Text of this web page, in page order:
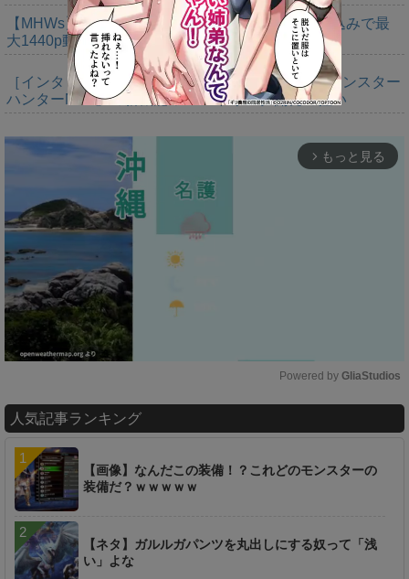
【MHWs】「Switch2版モンハンワイルズはDLSS込みで最
大1440p動作」
［インタビュー］距離を超えて，一緒に狩る。「モンスター
ハンターNow」の新機能 フレンドリンク開発の狙い
arrow_forward_ios もっと見る
u
e
Powered by GliaStudios
人気記事ランキング
【画像】なんだこの装備！？これどのモンスターの
装備だ？ｗｗｗｗｗ
【ネタ】ガルルガパンツを丸出しにする奴って「浅
い」よな